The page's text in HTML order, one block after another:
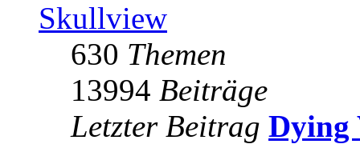
Skullview
630 Themen
13994 Beiträge
Letzter Beitrag Dying